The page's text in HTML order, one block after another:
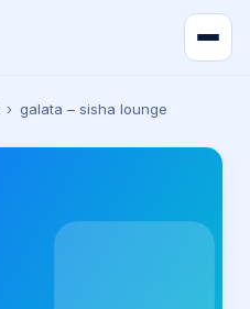
› galata – sisha lounge